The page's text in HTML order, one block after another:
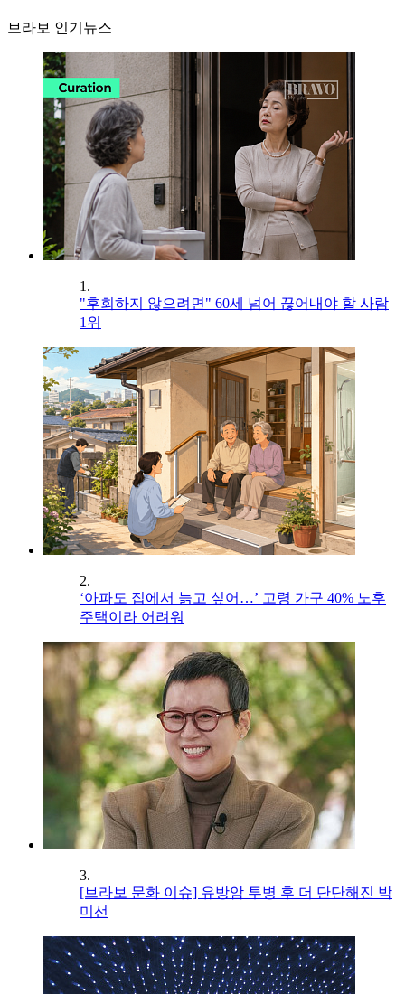
브라보 인기뉴스
1.
"후회하지 않으려면" 60세 넘어 끊어내야 할 사람
1위
2.
‘아파도 집에서 늙고 싶어…’ 고령 가구 40% 노후
주택이라 어려워
3.
[브라보 문화 이슈] 유방암 투병 후 더 단단해진 박
미선